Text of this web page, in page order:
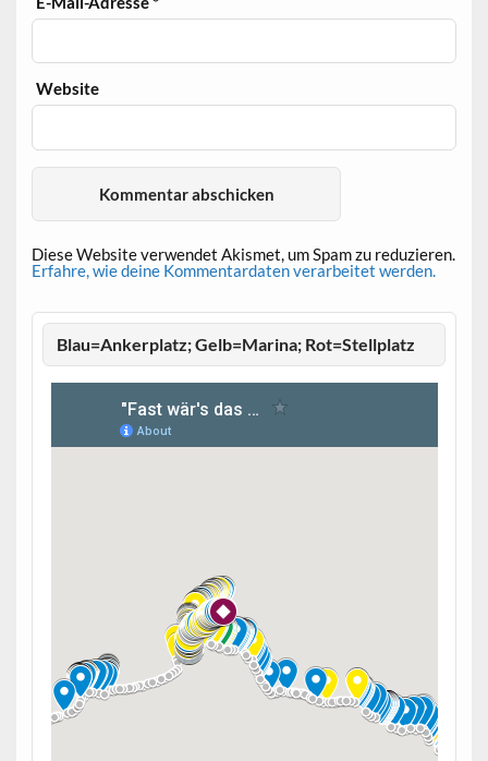
Website
Diese Website verwendet Akismet, um Spam zu reduzieren.
Erfahre, wie deine Kommentardaten verarbeitet werden.
Blau=Ankerplatz; Gelb=Marina; Rot=Stellplatz